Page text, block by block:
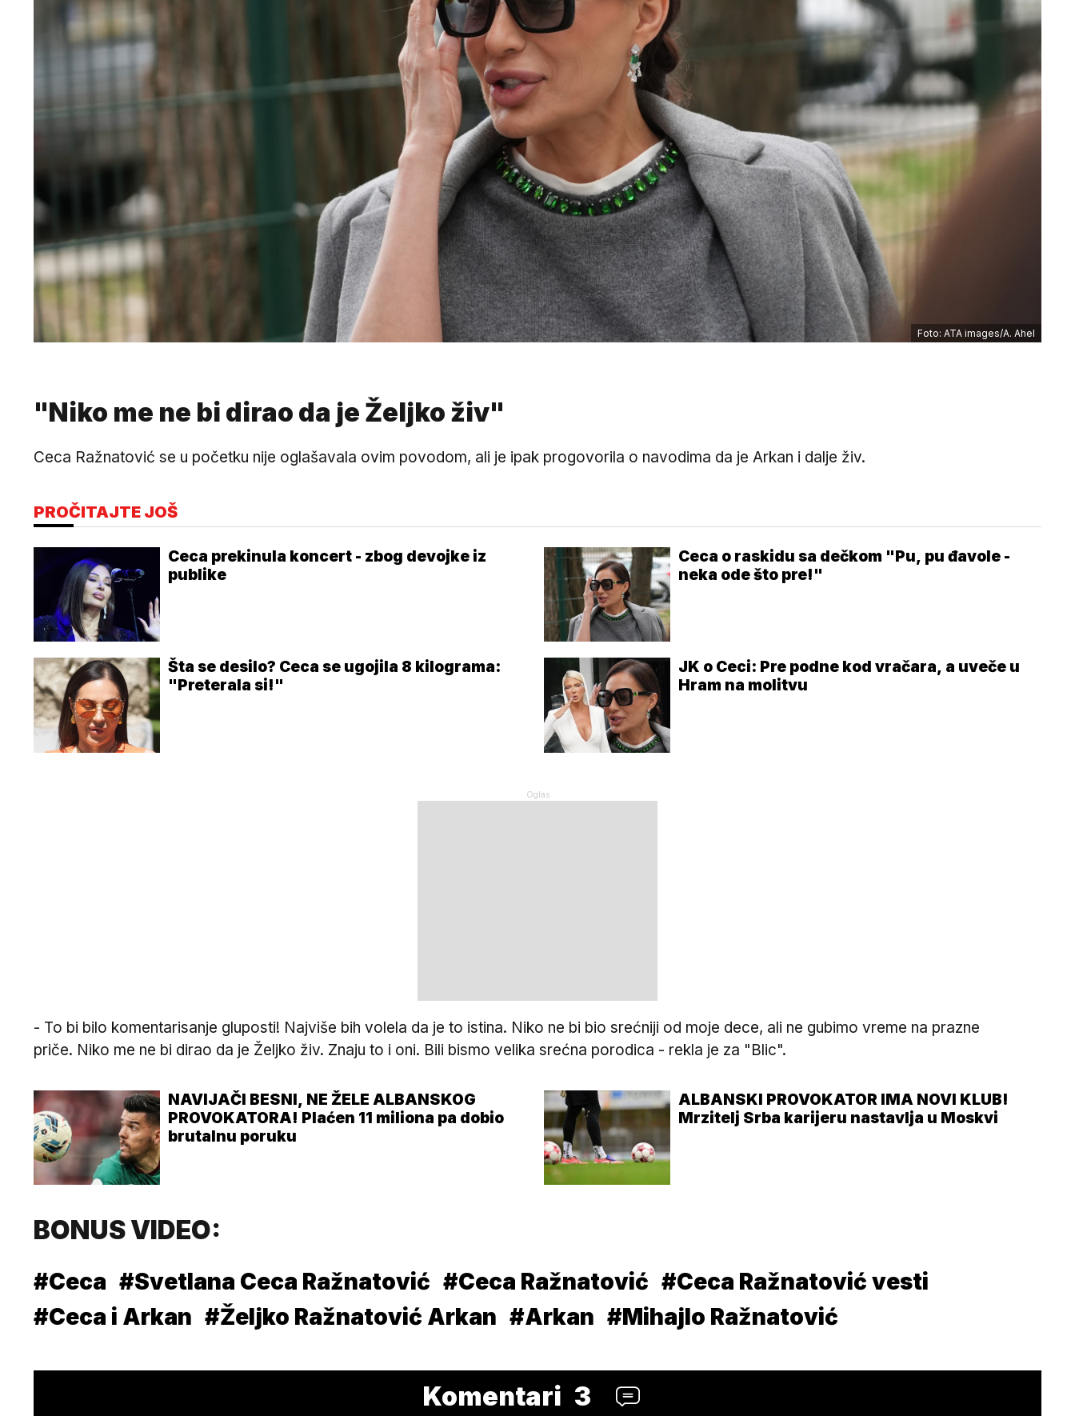
Foto: ATA images/A. Ahel
"Niko me ne bi dirao da je Željko živ"
Ceca Ražnatović se u početku nije oglašavala ovim povodom, ali je ipak progovorila o navodima da je Arkan i dalje živ.
PROČITAJTE JOŠ
Ceca prekinula koncert - zbog devojke iz
publike
Ceca o raskidu sa dečkom "Pu, pu đavole -
neka ode što pre!"
Šta se desilo? Ceca se ugojila 8 kilograma:
"Preterala si!"
JK o Ceci: Pre podne kod vračara, a uveče u
Hram na molitvu
- To bi bilo komentarisanje gluposti! Najviše bih volela da je to istina. Niko ne bi bio srećniji od moje dece, ali ne gubimo vreme na prazne
priče. Niko me ne bi dirao da je Željko živ. Znaju to i oni. Bili bismo velika srećna porodica - rekla je za "Blic".
NAVIJAČI BESNI, NE ŽELE ALBANSKOG
PROVOKATORA! Plaćen 11 miliona pa dobio
brutalnu poruku
ALBANSKI PROVOKATOR IMA NOVI KLUB!
Mrzitelj Srba karijeru nastavlja u Moskvi
BONUS VIDEO:
#Ceca #Svetlana Ceca Ražnatović #Ceca Ražnatović #Ceca Ražnatović vesti
#Ceca i Arkan #Željko Ražnatović Arkan #Arkan #Mihajlo Ražnatović
Komentari 3